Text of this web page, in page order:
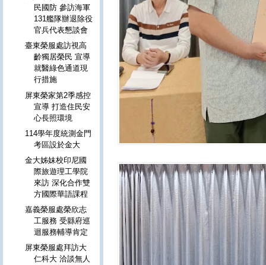
民國防 參訪海軍
131艦隊辦退除役
官兵代表懇談會
臺東榮服處訪視高
齡獨居榮民 宣導
就醫綠色通道現
行措施
屏東榮家第2季感控
宣導 打造住民安
心長照環境
114學年度統測金門
考區設於金大
金大姊妹校印尼國
際旅遊理工學院
來訪 深化合作雙
方國際華語課程
嘉義榮服處榮欣志
工服務 受縣府巡
迴服務輔導肯定
屏東榮服處拜訪大
仁科大 洽談無人